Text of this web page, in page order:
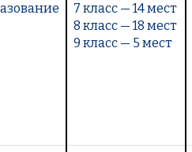
7 класс — 14 мест
8 класс — 18 мест
9 класс — 5 мест